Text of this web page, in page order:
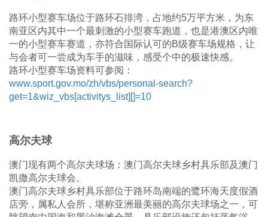
路环小型赛车场位于路环石排湾，占地约5万平方米，为东
南亚区内其中一个最刺激的小型赛车跑道，也是港澳区内唯
一的小型赛车赛道，亦符合国际认可的B级赛车场规格，让
与会者可一尝成为车手的滋味，感受个中的极速快感。
路环小型赛车场资料可参阅：
www.sport.gov.mo/zh/vbs/personal-search?
get=1&wiz_vbs[activitys_list][]=10
高尔夫球
澳门现有两个高尔夫球场：澳门高尔夫球乡村具乐部及澳门
凯撒高尔夫球会。
澳门高尔夫球乡村具乐部位于路环岛南端的鹭环海天度假酒
店旁，属私人会所，堪称亚洲最美丽的高尔夫球场之一，可